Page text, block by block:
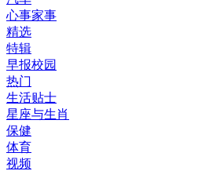
心事家事
精选
特辑
早报校园
热门
生活贴士
星座与生肖
保健
体育
视频